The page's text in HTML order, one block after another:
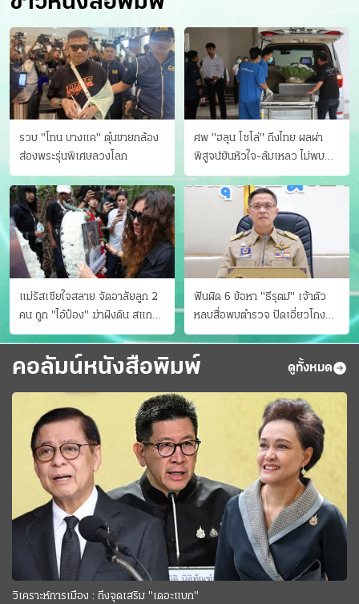
รวบ "โทน บางแค" ตุ๋นขายกล้อง
ส่องพระรุ่นพิเศษลวงโลก
ศพ "ฮลุน โซโล่" ถึงไทย ผลผ่า
พิสูจน์ยันหัวใจ-ล้มเหลว ไม่พบ
บาดแผล
แม่รัสเซียใจสลาย จัดอาลัยลูก 2
คน ถูก "ไอ้ป๋อง" ฆ่าฝังดิน สแกน
ไม่มีศพเพิ่ม
ฟันผิด 6 ข้อหา "ธีรุตม์" เจ้าตัว
หลบสื่อพบตำรวจ ปัดเอี่ยวโกง
สอบท้องถิ่น จ่อบี้รํ่ารวยมากปกติ
คอลัมน์หนังสือพิมพ์ ดูทั้งหมด
วิเคราะห์การเมือง : ถึงจุดเสริม "เดอะแบก"